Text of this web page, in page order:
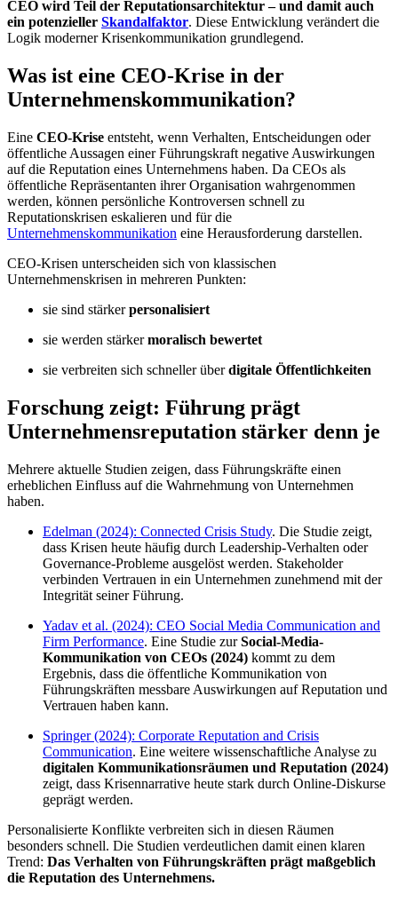
CEO wird Teil der Reputationsarchitektur – und damit auch
ein potenzieller Skandalfaktor. Diese Entwicklung verändert die
Logik moderner Krisenkommunikation grundlegend.
Was ist eine CEO-Krise in der
Unternehmenskommunikation?
Eine CEO-Krise entsteht, wenn Verhalten, Entscheidungen oder
öffentliche Aussagen einer Führungskraft negative Auswirkungen
auf die Reputation eines Unternehmens haben. Da CEOs als
öffentliche Repräsentanten ihrer Organisation wahrgenommen
werden, können persönliche Kontroversen schnell zu
Reputationskrisen eskalieren und für die
Unternehmenskommunikation eine Herausforderung darstellen.
CEO-Krisen unterscheiden sich von klassischen
Unternehmenskrisen in mehreren Punkten:
sie sind stärkerpersonalisiert
sie werden stärkermoralisch bewertet
sie verbreiten sich schneller überdigitale Öffentlichkeiten
Forschung zeigt: Führung prägt
Unternehmensreputation stärker denn je
Mehrere aktuelle Studien zeigen, dass Führungskräfte einen
erheblichen Einfluss auf die Wahrnehmung von Unternehmen
haben.
Edelman (2024): Connected Crisis Study. Die Studie zeigt,
dass Krisen heute häufig durch Leadership-Verhalten oder
Governance-Probleme ausgelöst werden. Stakeholder
verbinden Vertrauen in ein Unternehmen zunehmend mit der
Integrität seiner Führung.
Yadav et al. (2024): CEO Social Media Communication and
Firm Performance. Eine Studie zurSocial-Media-
Kommunikation von CEOs (2024) kommt zu dem
Ergebnis, dass die öffentliche Kommunikation von
Führungskräften messbare Auswirkungen auf Reputation und
Vertrauen haben kann.
Springer (2024): Corporate Reputation and Crisis
Communication. Eine weitere wissenschaftliche Analyse zu
digitalen Kommunikationsräumen und Reputation (2024)
zeigt, dass Krisennarrative heute stark durch Online-Diskurse
geprägt werden.
Personalisierte Konflikte verbreiten sich in diesen Räumen
besonders schnell. Die Studien verdeutlichen damit einen klaren
Trend: Das Verhalten von Führungskräften prägt maßgeblich
die Reputation des Unternehmens.